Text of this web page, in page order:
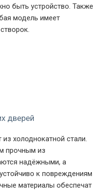
быть устройство. Также
модель имеет
дверей
холоднокатной стали.
прочным из
надёжными, а
к повреждениям
материалы обеспечат